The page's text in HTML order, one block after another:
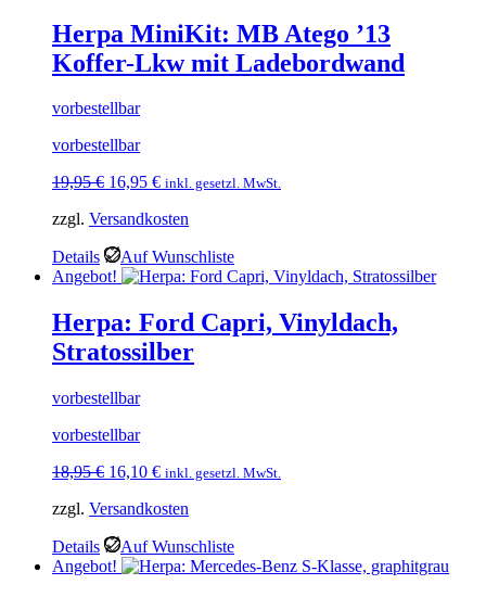
Herpa MiniKit: MB Atego ’13
Koffer-Lkw mit Ladebordwand
vorbestellbar
vorbestellbar
19,95€ Ursprünglicher
war:
16,95 €Aktueller
ist:
inkl. gesetzl. MwSt.
zzgl. Versandkosten
Details
Auf Wunschliste
Angebot!
Herpa: Ford Capri, Vinyldach,
Stratossilber
vorbestellbar
vorbestellbar
18,95€ Ursprünglicher
war:
16,10 €Aktueller
ist:
inkl. gesetzl. MwSt.
zzgl. Versandkosten
Details
Auf Wunschliste
Angebot!